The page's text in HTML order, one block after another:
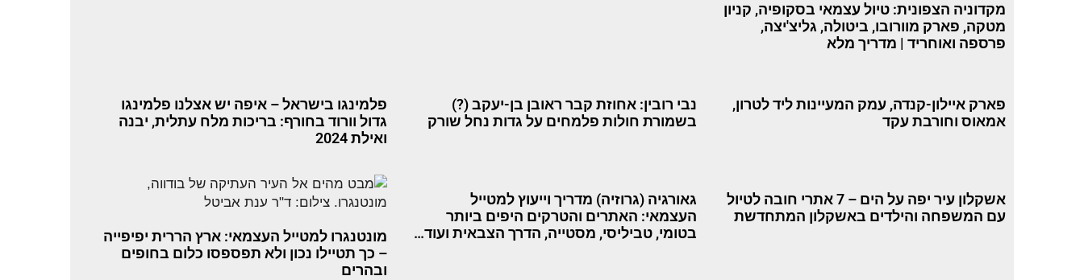
מקדוניה הצפונית: טיול עצמאי בסקופיה, קניון
מטקה, פארק מוורובו, ביטולה, גליצ'יצה,
פרספה ואוחריד | מדריך מלא
פארק איילון-קנדה, עמק המעיינות ליד לטרון,
אמאוס וחורבת עקד
נבי רובין: אחוזת קבר ראובן בן-יעקב (?)
בשמורת חולות פלמחים על גדות נחל שורק
פלמינגו בישראל – איפה יש אצלנו פלמינגו
גדול וורוד בחורף: בריכות מלח עתלית, יבנה
ואילת 2024
אשקלון עיר יפה על הים – 7 אתרי חובה לטיול
עם המשפחה והילדים באשקלון המתחדשת
גאורגיה (גרוזיה) מדריך וייעוץ למטייל
העצמאי: האתרים והטרקים היפים ביותר
בטומי, טביליסי, מסטייה, הדרך הצבאית ועוד…
מונטנגרו למטייל העצמאי: ארץ הררית יפיפייה
– כך תטיילו נכון ולא תפספסו כלום בחופים
ובהרים